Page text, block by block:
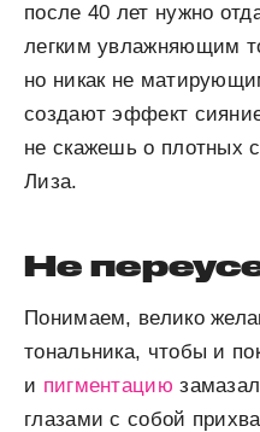
после 40 лет нужно
легким увлажняющим
но никак не
создают эффект
не скажешь о плотных
Лиза.
Не
Понимаем, велико
тональника, чтобы и
и пигментацию
глазами с собой